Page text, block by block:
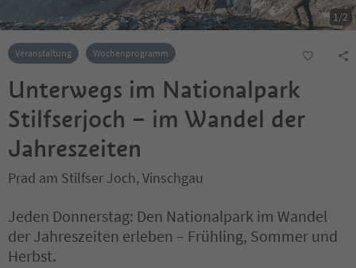
1/2
Veranstaltung Wochenprogramm
Unterwegs im Nationalpark
Stilfserjoch – im Wandel der
Jahreszeiten
Prad am Stilfser Joch, Vinschgau
Jeden Donnerstag: Den Nationalpark im Wandel
der Jahreszeiten erleben – Frühling, Sommer und
Herbst.